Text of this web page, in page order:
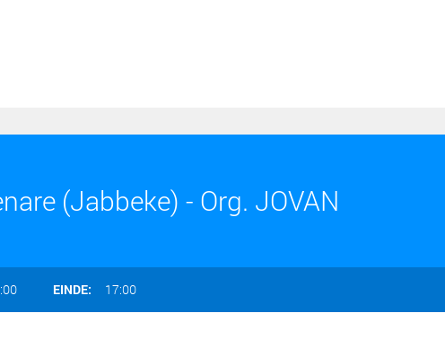
(Jabbeke) - Org. JOVAN
EINDE: 17:00